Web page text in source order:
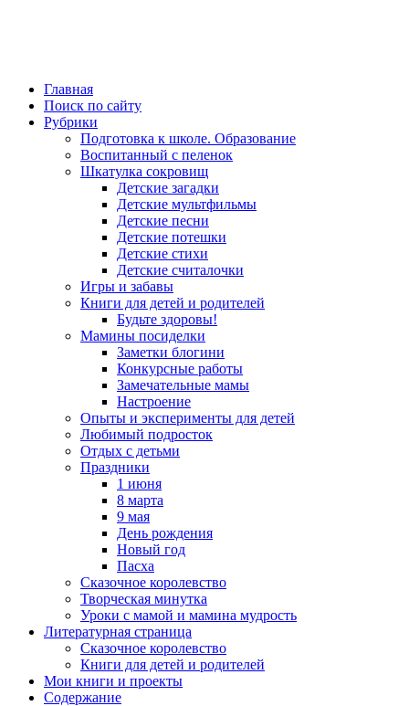
Главная
Поиск по сайту
Рубрики
Подготовка к школе. Образование
Воспитанный с пеленок
Шкатулка сокровищ
Детские загадки
Детские мультфильмы
Детские песни
Детские потешки
Детские стихи
Детские считалочки
Игры и забавы
Книги для детей и родителей
Будьте здоровы!
Мамины посиделки
Заметки блогини
Конкурсные работы
Замечательные мамы
Настроение
Опыты и эксперименты для детей
Любимый подросток
Отдых с детьми
Праздники
1 июня
8 марта
9 мая
День рождения
Новый год
Пасха
Сказочное королевство
Творческая минутка
Уроки с мамой и мамина мудрость
Литературная страница
Сказочное королевство
Книги для детей и родителей
Мои книги и проекты
Содержание